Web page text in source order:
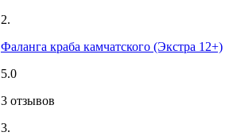
2.
Фаланга краба камчатского (Экстра 12+)
5.0
3 отзывов
3.